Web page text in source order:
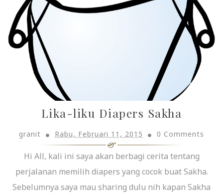
Lika-liku Diapers Sakha
granit Rabu, Februari 11, 2015 0 Comments
Hi All, kali ini saya akan berbagi cerita tentang
perjalanan memilih diapers yang cocok buat Sakha.
Sebelumnya saya mau sharing dulu nih kapan Sakha